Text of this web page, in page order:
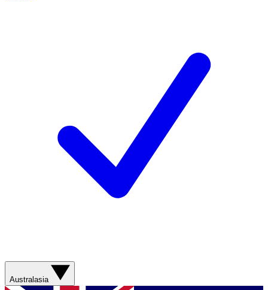
Australasia